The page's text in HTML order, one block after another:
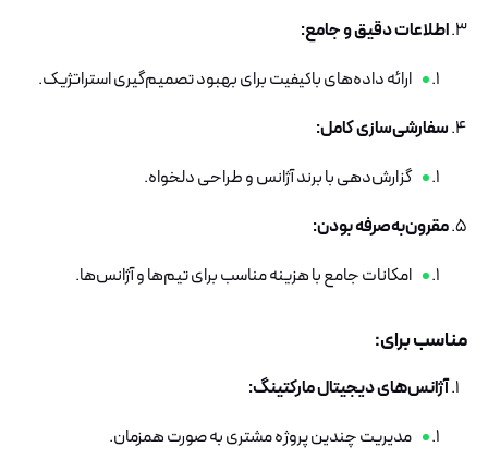
اطلاعات دقیق و جامع:
ارائه داده‌های باکیفیت برای بهبود تصمیم‌گیری استراتژیک.
سفارشی‌سازی کامل:
گزارش‌دهی با برند آژانس و طراحی دلخواه.
مقرون‌به‌صرفه بودن:
امکانات جامع با هزینه مناسب برای تیم‌ها و آژانس‌ها.
مناسب برای:
آژانس‌های دیجیتال مارکتینگ:
مدیریت چندین پروژه مشتری به صورت همزمان.